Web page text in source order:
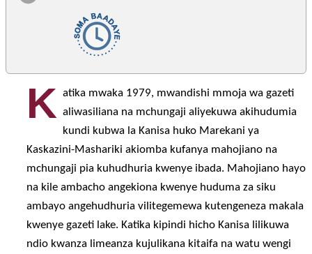
K atika mwaka 1979, mwandishi mmoja wa gazeti
aliwasiliana na mchungaji aliyekuwa akihudumia
kundi kubwa la Kanisa huko Marekani ya
Kaskazini-Mashariki akiomba kufanya mahojiano na
mchungaji pia kuhudhuria kwenye ibada. Mahojiano hayo
na kile ambacho angekiona kwenye huduma za siku
ambayo angehudhuria vilitegemewa kutengeneza makala
kwenye gazeti lake. Katika kipindi hicho Kanisa lilikuwa
ndio kwanza limeanza kujulikana kitaifa na watu wengi